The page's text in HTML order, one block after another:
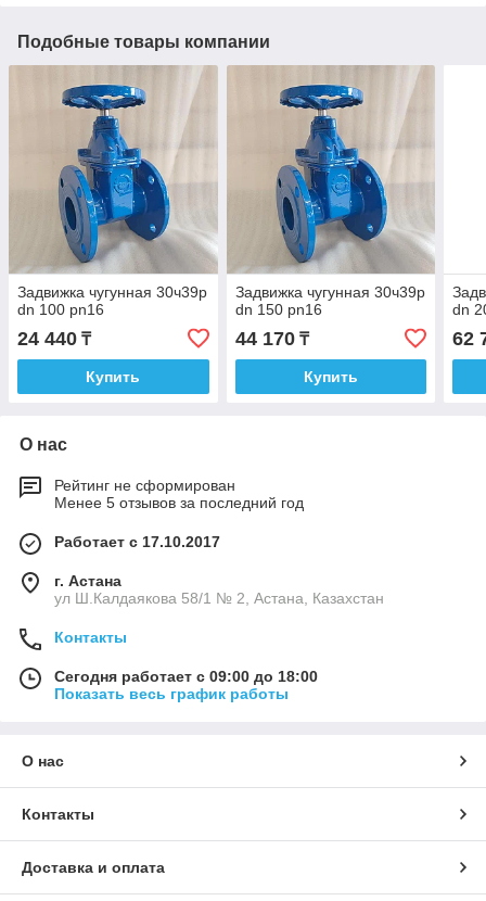
Подобные товары компании
Задвижка чугунная 30ч39р
dn 100 pn16
24 440 ₸
Купить
Задвижка чугунная 30ч39р
dn 150 pn16
44 170₸
Купить
dn
62
О нас
Рейтинг не сформирован
Менее 5 отзывов за последний год
Работает с 17.10.2017
г. Астана
ул Ш.Калдаякова 58/1 № 2, Астана, Казахстан
Контакты
Сегодня работает с 09:00 до 18:00
Показать весь график работы
О нас
Контакты
Доставка и оплата